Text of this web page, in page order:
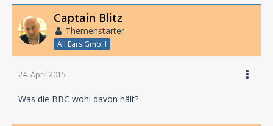
Captain Blitz
Themenstarter
All Ears GmbH
24. April 2015
Was die BBC wohl davon hält?